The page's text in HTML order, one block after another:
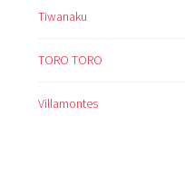
Tiwanaku
TORO TORO
Villamontes